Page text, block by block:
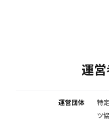
運
運営団体
特
ツ